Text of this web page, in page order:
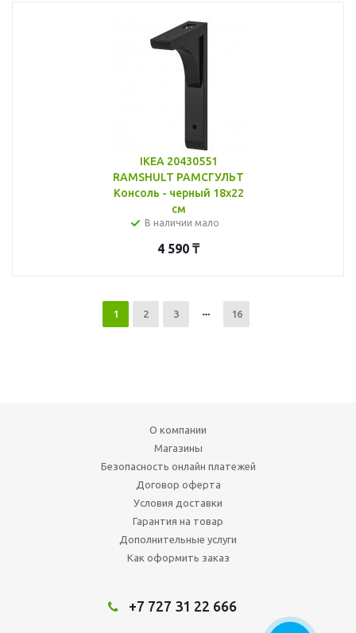
IKEA 20430551
RAMSHULT РАМСГУЛЬТ
Консоль - черный 18x22
см
В наличии мало
4 590 ₸
1 2 3 16
О компании
Магазины
Безопасность онлайн платежей
Договор оферта
Условия доставки
Гарантия на товар
Дополнительные услуги
Как оформить заказ
+7 727 31 22 666